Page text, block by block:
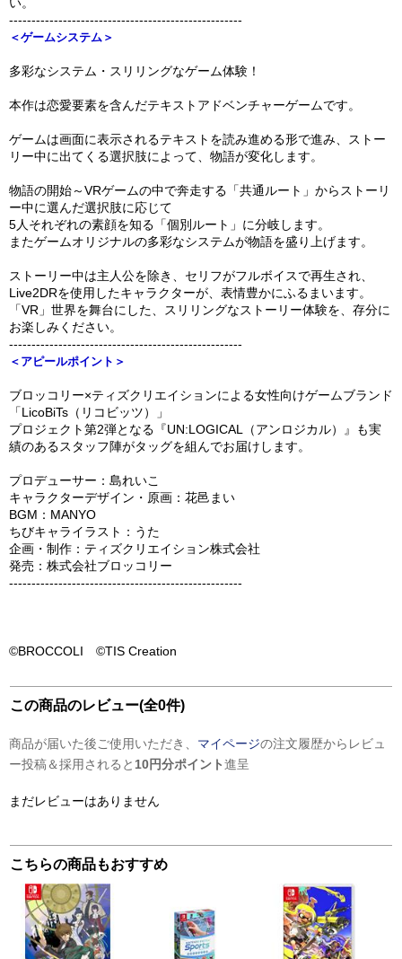
い。
----------------------------------------------------
＜ゲームシステム＞
多彩なシステム・スリリングなゲーム体験！
本作は恋愛要素を含んだテキストアドベンチャーゲームです。
ゲームは画面に表示されるテキストを読み進める形で進み、ストー
リー中に出てくる選択肢によって、物語が変化します。
物語の開始～VRゲームの中で奔走する「共通ルート」からストーリ
ー中に選んだ選択肢に応じて
5人それぞれの素顔を知る「個別ルート」に分岐します。
またゲームオリジナルの多彩なシステムが物語を盛り上げます。
ストーリー中は主人公を除き、セリフがフルボイスで再生され、
Live2DRを使用したキャラクターが、表情豊かにふるまいます。
「VR」世界を舞台にした、スリリングなストーリー体験を、存分に
お楽しみください。
----------------------------------------------------
＜アピールポイント＞
ブロッコリー×ティズクリエイションによる女性向けゲームブランド
「LicoBiTs（リコビッツ）」
プロジェクト第2弾となる『UN:LOGICAL（アンロジカル）』も実
績のあるスタッフ陣がタッグを組んでお届けします。
プロデューサー：島れいこ
キャラクターデザイン・原画：花邑まい
BGM：MANYO
ちびキャライラスト：うた
企画・制作：ティズクリエイション株式会社
発売：株式会社ブロッコリー
----------------------------------------------------
©BROCCOLI ©TIS Creation
この商品のレビュー(全0件)
商品が届いた後ご使用いただき、 マイページの注文履歴からレビュ
ー投稿＆採用されると 10円分ポイント進呈
まだレビューはありません
こちらの商品もおすすめ